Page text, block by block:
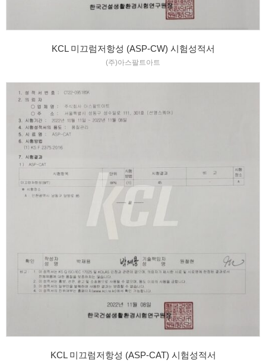
KCL 미끄럼저항성 (ASP-CW) 시험성적서
(주)아스팔트아트
KCL 미끄럼저항성 (ASP-CAT) 시험성적서